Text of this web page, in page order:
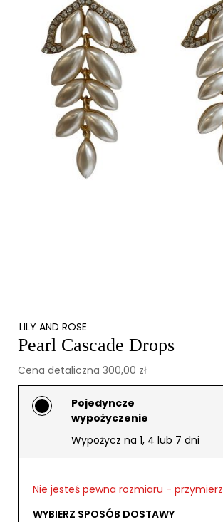
LILY AND ROSE
Pearl Cascade Drops
Cena detaliczna 300,00 zł
Pojedyncze
wypożyczenie
Wypożycz na 1, 4 lub 7 dni
Nie jesteś pewna rozmiaru - przymierz
WYBIERZ SPOSÓB DOSTAWY